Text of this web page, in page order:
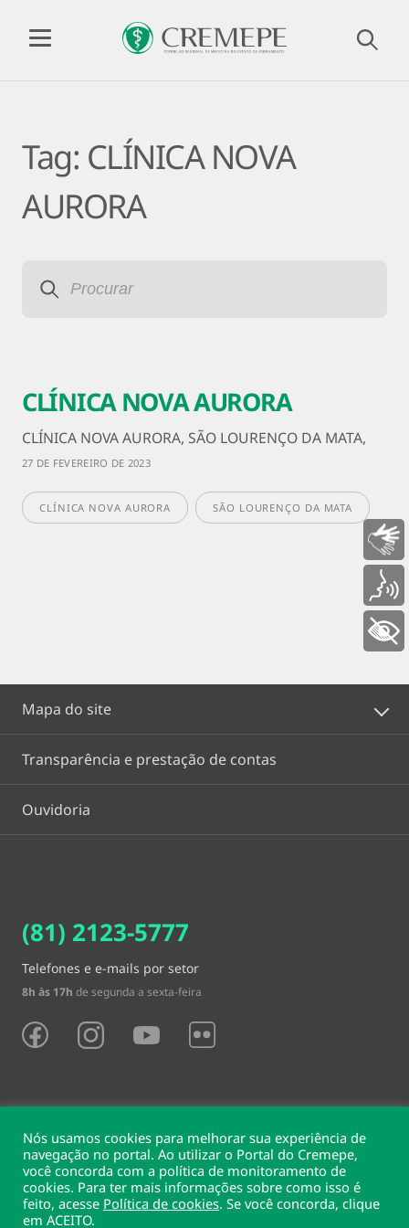
Tag: CLÍNICA NOVA
AURORA
CLÍNICA NOVA AURORA
CLÍNICA NOVA AURORA, SÃO LOURENÇO DA MATA,
27 DE FEVEREIRO DE 2023
CLÍNICA NOVA AURORA SÃO LOURENÇO DA MATA
Mapa do site
Transparência e prestação de contas
Ouvidoria
(81) 2123-5777
Telefones e e-mails por setor
8h às 17h de segunda a sexta-feira
Sede e delegacias
Conselho Regional de Medicina do Estado de Pernambuco
Rua Conselheiro Portela, 203 - Espinheiro, Recife, PE, 52020-185
Nós usamos cookies para melhorar sua experiência de
navegação no portal. Ao utilizar o Portal do Cremepe,
você concorda com a política de monitoramento de
cookies. Para ter mais informações sobre como isso é
feito, acesse Política de cookies. Se você concorda, clique
em ACEITO.